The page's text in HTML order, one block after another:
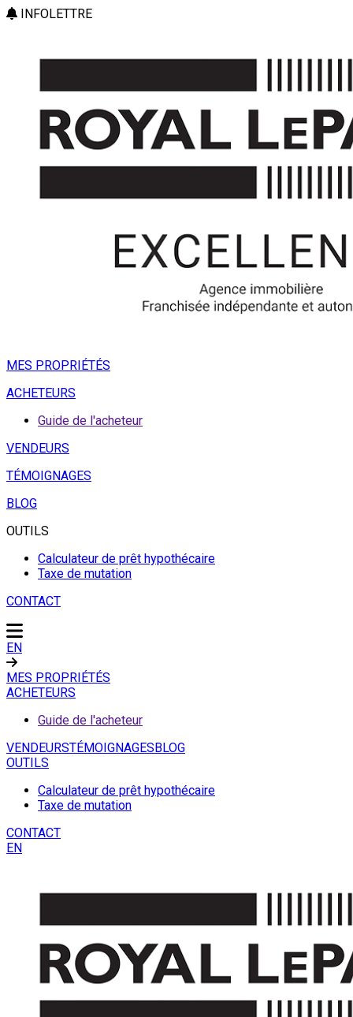
INFOLETTRE
MES PROPRIÉTÉS
ACHETEURS
Guide de l'acheteur
VENDEURS
TÉMOIGNAGES
BLOG
OUTILS
Calculateur de prêt hypothécaire
Taxe de mutation
CONTACT
EN
MES PROPRIÉTÉS
ACHETEURS
Guide de l'acheteur
VENDEURSTÉMOIGNAGESBLOG
OUTILS
Calculateur de prêt hypothécaire
Taxe de mutation
CONTACT
EN